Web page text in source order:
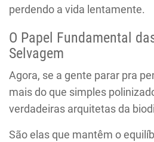
perdendo a vida lentamente.
O Papel Fundamental
Selvagem
Agora, se a gente parar pra
mais do que simples
verdadeiras arquitetas da
São elas que mantêm o